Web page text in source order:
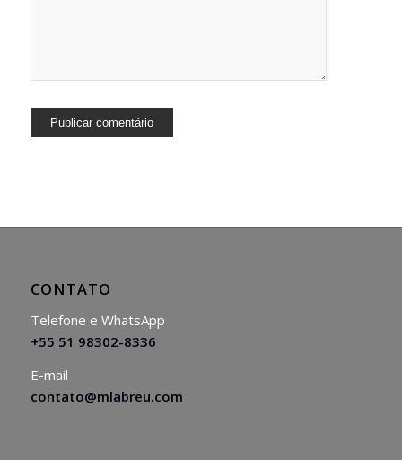
CONTATO
Telefone e WhatsApp
+55 51 98302-8336
E-mail
contato@mlabreu.com